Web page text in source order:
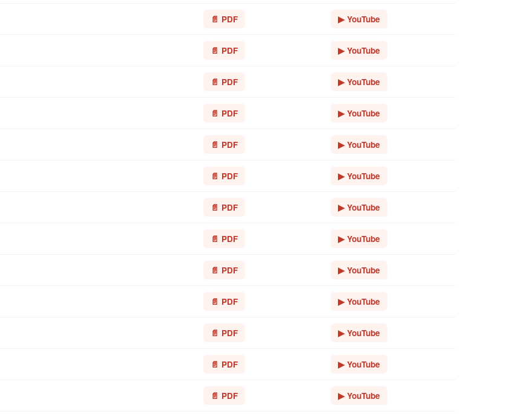
📄 PDF ▶ YouTube
📄 PDF ▶ YouTube
📄 PDF ▶ YouTube
📄 PDF ▶ YouTube
📄 PDF ▶ YouTube
📄 PDF ▶ YouTube
📄 PDF ▶ YouTube
📄 PDF ▶ YouTube
📄 PDF ▶ YouTube
📄 PDF ▶ YouTube
📄 PDF ▶ YouTube
📄 PDF ▶ YouTube
📄 PDF ▶ YouTube